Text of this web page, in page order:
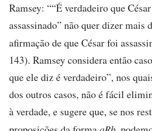
Ramsey: ““É verdadeiro que
assassinado” não quer dizer mais
afirmação de que César foi
143). Ramsey considera então
que ele diz é verdadeiro”, nos
dos outros casos, não é fácil
à verdade, e sugere que, se nos